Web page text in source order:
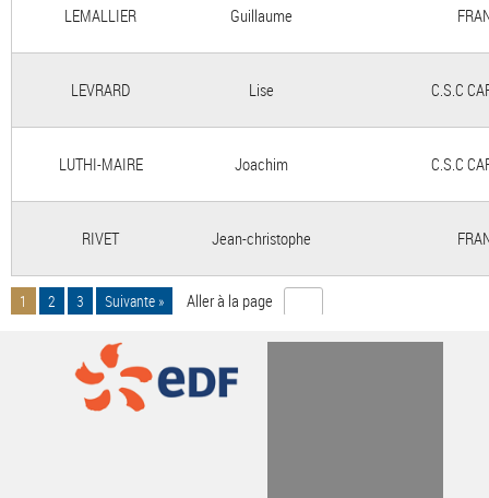
LEMALLIER Guillaume
LEVRARD Lise C.S.C
LUTHI-MAIRE Joachim C.S.C
RIVET Jean-christophe
1 2 3 Suivante » Aller à la page